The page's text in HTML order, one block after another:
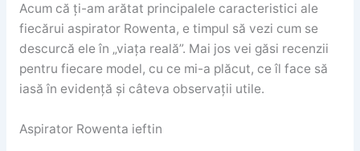
Acum că ți-am arătat principalele caracteristici ale
fiecărui aspirator Rowenta, e timpul să vezi cum se
descurcă ele în „viața reală”. Mai jos vei găsi recenzii
pentru fiecare model, cu ce mi-a plăcut, ce îl face să
iasă în evidență și câteva observații utile.
Aspirator Rowenta ieftin